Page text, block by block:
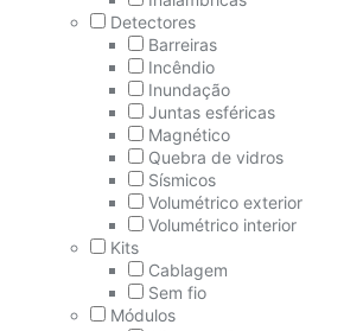
Detectores
Barreiras
Incêndio
Inundação
Juntas esféricas
Magnético
Quebra de vidros
Sísmicos
Volumétrico exterior
Volumétrico interior
Kits
Cablagem
Sem fio
Módulos